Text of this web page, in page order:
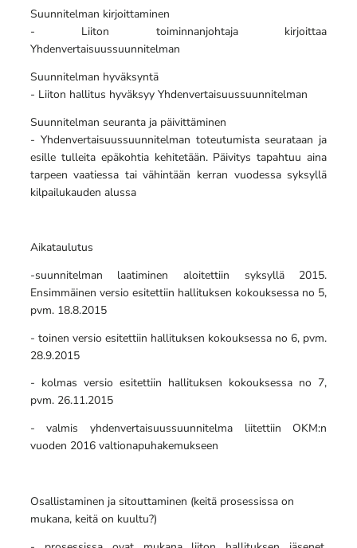
Suunnitelman kirjoittaminen
- Liiton toiminnanjohtaja kirjoittaa
Yhdenvertaisuussuunnitelman
Suunnitelman hyväksyntä
- Liiton hallitus hyväksyy Yhdenvertaisuussuunnitelman
Suunnitelman seuranta ja päivittäminen
- Yhdenvertaisuussuunnitelman toteutumista seurataan ja
esille tulleita epäkohtia kehitetään. Päivitys tapahtuu aina
tarpeen vaatiessa tai vähintään kerran vuodessa syksyllä
kilpailukauden alussa
Aikataulutus
-suunnitelman laatiminen aloitettiin syksyllä 2015.
Ensimmäinen versio esitettiin hallituksen kokouksessa no 5,
pvm. 18.8.2015
- toinen versio esitettiin hallituksen kokouksessa no 6, pvm.
28.9.2015
- kolmas versio esitettiin hallituksen kokouksessa no 7,
pvm. 26.11.2015
- valmis yhdenvertaisuussuunnitelma liitettiin OKM:n
vuoden 2016 valtionapuhakemukseen
Osallistaminen ja sitouttaminen (keitä prosessissa on
mukana, keitä on kuultu?)